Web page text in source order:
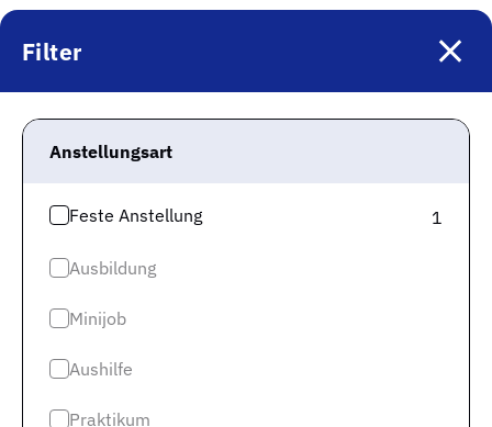
Filter
Anstellungsart
Feste Anstellung 1
Ausbildung
Minijob
Aushilfe
Praktikum
Jobs in Stuttgart
Mehr Infos
Impressum
Datenschutz
Datenschutz Jobspreader
Karriere